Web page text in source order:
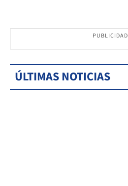
PUBLICIDAD
ÚLTIMAS NOTICIAS